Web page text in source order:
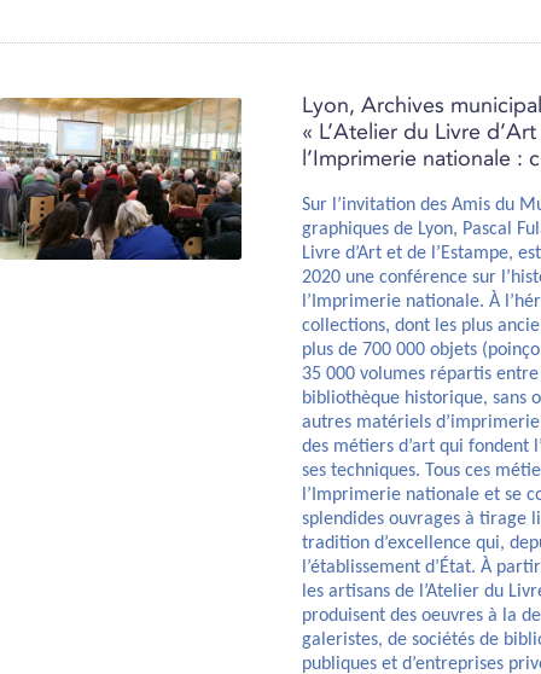
Lyon, Archives
« L’Atelier du Livre
l’Imprimerie nationale :
Sur l’invitation des Amis du
graphiques de Lyon, Pascal
Livre d’Art et de l’Estampe,
2020 une conférence sur
l’Imprimerie nationale. À
collections, dont les plus
plus de 700 000 objets
35 000 volumes répartis
bibliothèque historique, sans
autres matériels
des métiers d’art qui fondent
ses techniques. Tous ces
l’Imprimerie nationale et se
splendides ouvrages à tirage
tradition d’excellence qui,
l’établissement d’État. À
les artisans de l’Atelier du
produisent des oeuvres à la
galeristes, de sociétés de
publiques et d’entreprises